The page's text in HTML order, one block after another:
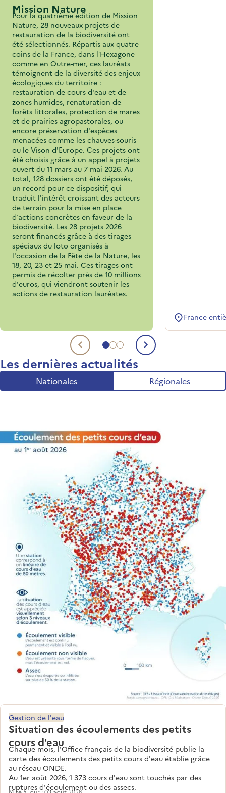
Aller au sujet 1
Aller au sujet 2
Aller au sujet 3
Mission Nature
Pour la quatrième édition de Mission
Nature, 28 nouveaux projets de
restauration de la biodiversité ont
été sélectionnés. Répartis aux quatre
coins de la France, dans l’Hexagone
comme en Outre-mer, ces lauréats
témoignent de la diversité des enjeux
écologiques du territoire :
restauration de cours d'eau et de
zones humides, renaturation de
forêts littorales, protection de mares
et de prairies agropastorales, ou
encore préservation d'espèces
menacées comme les chauves-souris
ou le Vison d'Europe. Ces projets ont
été choisis grâce à un appel à projets
ouvert du 11 mars au 7 mai 2026. Au
total, 128 dossiers ont été déposés,
un record pour ce dispositif, qui
traduit l'intérêt croissant des acteurs
de terrain pour la mise en place
d’actions concrètes en faveur de la
biodiversité. Les 28 projets 2026
seront financés grâce à des tirages
spéciaux du loto organisés à
l'occasion de la Fête de la Nature, les
18, 20, 23 et 25 mai. Ces tirages ont
permis de récolter près de 10 millions
d'euros, qui viendront soutenir les
actions de restauration lauréates.
France
Sujet précédentSujet suivant
Les dernières actualités
Nationales Régionales
Situation des écoulements des petits
cours d'eau
Gestion de l'eau
Chaque mois, l'Office français de la biodiversité publie la
carte des écoulements des petits cours d'eau établie grâce
au réseau ONDE.
Au 1er août 2026, 1 373 cours d'eau sont touchés par des
ruptures d'écoulement ou des assecs.